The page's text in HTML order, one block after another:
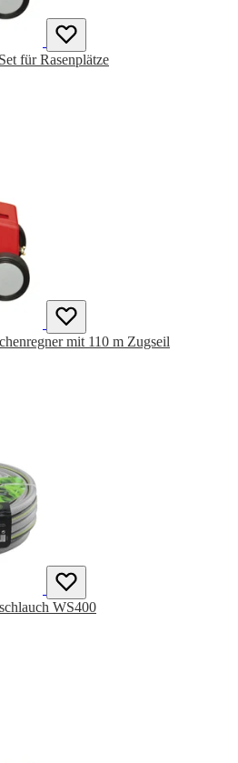
für Rasenplätze
mit 110 m Zugseil
WS400